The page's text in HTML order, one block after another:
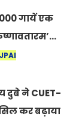
गायें एक
नज़ारा कि
दुबे ने CUET-
कर बढ़ाया